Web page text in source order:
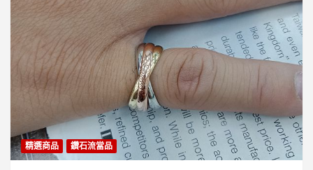
精選商品 鑽石流當品